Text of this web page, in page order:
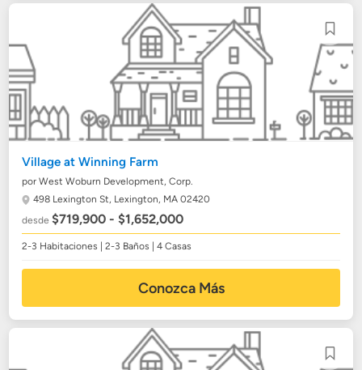
Village at Winning Farm
por West Woburn Development, Corp.
498 Lexington St, Lexington, MA 02420
desde$719,900 - $1,652,000
2-3 Habitaciones | 2-3 Baños | 4 Casas
Conozca Más